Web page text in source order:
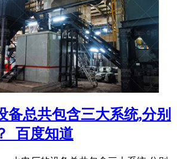
备总共包含三大系统,分别
_百度知道